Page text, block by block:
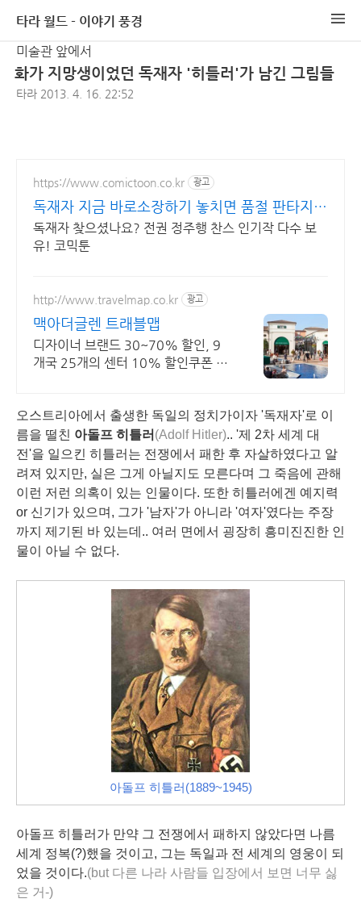
타라 월드 - 이야기 풍경
미술관 앞에서
화가 지망생이었던 독재자 '히틀러'가 남긴 그림들
타라 2013. 4. 16. 22:52
https://www.comictoon.co.kr 광고
독재자 지금 바로소장하기 놓치면 품절 판타지
전권세트
독재자 찾으셨나요? 전권 정주행 찬스 인기작 다수 보
유! 코믹툰
http://www.travelmap.co.kr 광고
맥아더글렌 트래블맵
디자이너 브랜드 30~70% 할인, 9
개국 25개의 센터 10% 할인쿠폰 제
인
오스트리아에서 출생한 독일의 정치가이자 '독재자'로 이
름을 떨친 아돌프 히틀러 (Adolf Hitler).. '제 2차 세계 대
전'을 일으킨 히틀러는 전쟁에서 패한 후 자살하였다고 알
려져 있지만, 실은 그게 아닐지도 모른다며 그 죽음에 관해
이런 저런 의혹이 있는 인물이다. 또한 히틀러에겐 예지력
or 신기가 있으며, 그가 '남자'가 아니라 '여자'였다는 주장
까지 제기된 바 있는데.. 여러 면에서 굉장히 흥미진진한 인
물이 아닐 수 없다.
아돌프 히틀러(1889~1945)
아돌프 히틀러가 만약 그 전쟁에서 패하지 않았다면 나름
세계 정복(?)했을 것이고, 그는 독일과 전 세계의 영웅이 되
었을 것이다.(but 다른 나라 사람들 입장에서 보면 너무 싫
은 거-)